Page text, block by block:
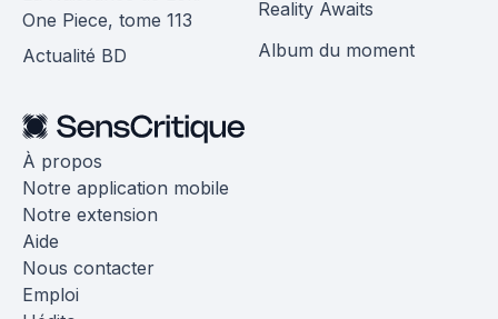
One Piece, tome 113
Actualité BD
Reality Awaits
Album du moment
À propos
Notre application mobile
Notre extension
Aide
Nous contacter
Emploi